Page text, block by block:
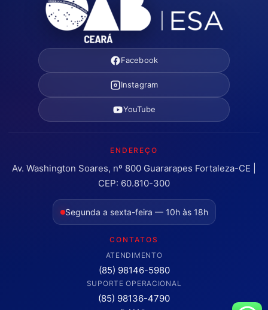
Facebook
Instagram
YouTube
ENDEREÇO
Av. Washington Soares, nº 800 Guararapes Fortaleza-CE |
CEP: 60.810-300
Segunda a sexta-feira — 10h às 18h
CONTATOS
ATENDIMENTO
(85) 98146-5980
SUPORTE OPERACIONAL
(85) 98136-4790